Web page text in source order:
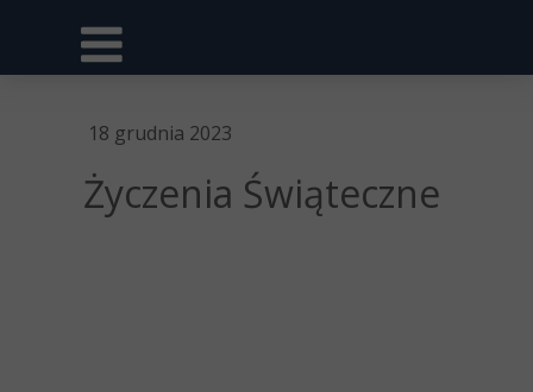
18 grudnia 2023
Życzenia Świąteczne